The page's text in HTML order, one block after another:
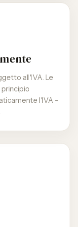
all'IVA. Le
principio
l'IVA –